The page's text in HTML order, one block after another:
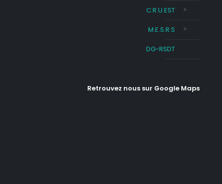
C.R.U.EST
M.E.S.R.S
DG-RSDT
Retrouvez nous sur Google Maps